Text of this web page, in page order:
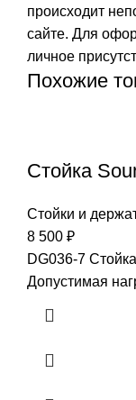
происходит
сайте. Для
личное
Похожие
Стойка
Стойки и
8 500 ₽
DG036-7
Допустимая